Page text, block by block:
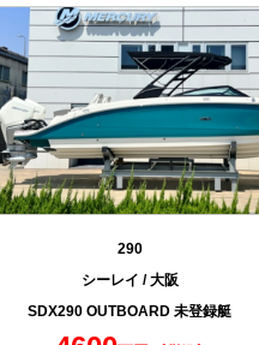
290
シーレイ / 大阪
SDX290 OUTBOARD 未登録艇